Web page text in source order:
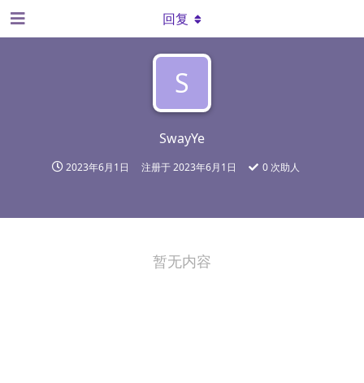
S
SwayYe
2023年6月1日 注册于2023年6月1日 0 次助人
回复
暂无内容